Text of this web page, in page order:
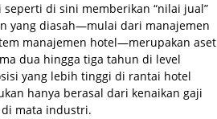
di sini memberikan “nilai jual”
yang diasah—mulai dari manajemen
manajemen hotel—merupakan aset
dua hingga tiga tahun di level
yang lebih tinggi di rantai hotel
hanya berasal dari kenaikan gaji
mata industri.